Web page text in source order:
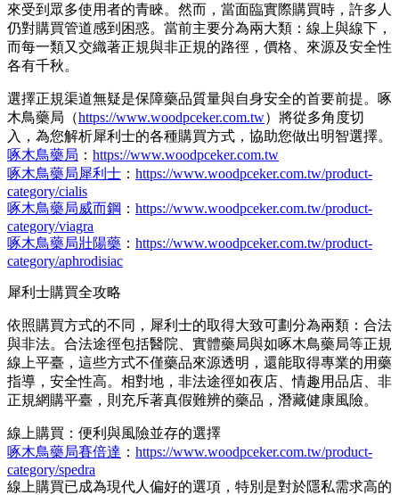
來受到眾多使用者的青睞。然而，當面臨實際購買時，許多人
仍對購買管道感到困惑。當前主要分為兩大類：線上與線下，
而每一類又交織著正規與非正規的路徑，價格、來源及安全性
各有千秋。
選擇正規渠道無疑是保障藥品質量與自身安全的首要前提。啄
木鳥藥局（https://www.woodpceker.com.tw）將從多角度切
入，為您解析犀利士的各種購買方式，協助您做出明智選擇。
啄木鳥藥局 ： https://www.woodpceker.com.tw
啄木鳥藥局犀利士 ： https://www.woodpceker.com.tw/product-
category/cialis
啄木鳥藥局威而鋼 ： https://www.woodpceker.com.tw/product-
category/viagra
啄木鳥藥局壯陽藥 ： https://www.woodpceker.com.tw/product-
category/aphrodisiac
犀利士購買全攻略
依照購買方式的不同，犀利士的取得大致可劃分為兩類：合法
與非法。合法途徑包括醫院、實體藥局與如啄木鳥藥局等正規
線上平臺，這些方式不僅藥品來源透明，還能取得專業的用藥
指導，安全性高。相對地，非法途徑如夜店、情趣用品店、非
正規網購平臺，則充斥著真假難辨的藥品，潛藏健康風險。
線上購買：便利與風險並存的選擇
啄木鳥藥局賽倍達 ： https://www.woodpceker.com.tw/product-
category/spedra
線上購買已成為現代人偏好的選項，特別是對於隱私需求高的